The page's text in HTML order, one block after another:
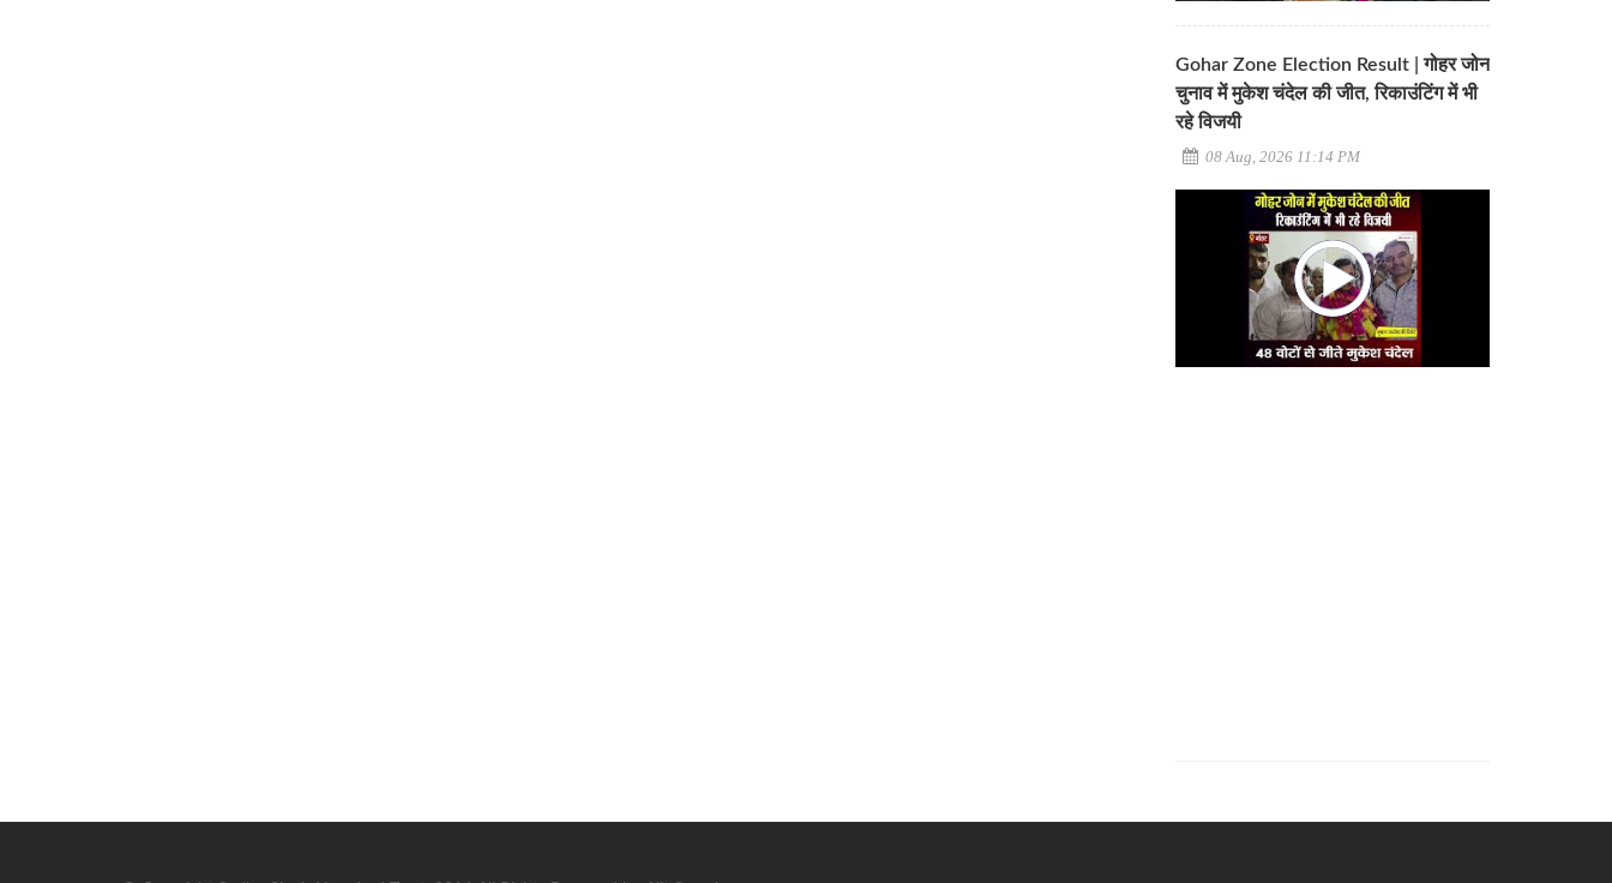
Gohar Zone Election Result | गोहर जोन
चुनाव में मुकेश चंदेल की जीत, रिकाउंटिंग में भी
रहे विजयी
08 Aug, 2026 11:14 PM